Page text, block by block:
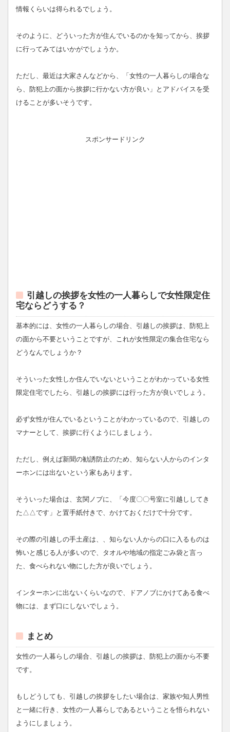
情報くらいは得られるでしょう。
そのように、どういった方が住んでいるのかを知ってから、挨拶
に行ってみてはいかがでしょうか。
ただし、最近は大家さんなどから、「女性の一人暮らしの場合な
ら、防犯上の面から挨拶に行かない方が良い」とアドバイスを受
けることが多いそうです。
スポンサードリンク
引越しの挨拶を女性の一人暮らしで女性限定住
宅ならどうする？
基本的には、女性の一人暮らしの場合、引越しの挨拶は、防犯上
の面から不要ということですが、これが女性限定の集合住宅なら
どうなんでしょうか？
そういった女性しか住んでいないということがわかっている女性
限定住宅でしたら、引越しの挨拶には行った方が良いでしょう。
必ず女性が住んでいるということがわかっているので、引越しの
マナーとして、挨拶に行くようにしましょう。
ただし、例えば新聞の勧誘防止のため、知らない人からのインタ
ーホンには出ないという家もあります。
そういった場合は、玄関ノブに、「今度〇〇号室に引越ししてき
た△△です」と置手紙付きで、かけておくだけで十分です。
その際の引越しの手土産は、、知らない人からの口に入るものは
怖いと感じる人が多いので、タオルや地域の指定ごみ袋と言っ
た、食べられない物にした方が良いでしょう。
インターホンに出ないくらいなので、ドアノブにかけてある食べ
物には、まず口にしないでしょう。
まとめ
女性の一人暮らしの場合、引越しの挨拶は、防犯上の面から不要
です。
もしどうしても、引越しの挨拶をしたい場合は、家族や知人男性
と一緒に行き、女性の一人暮らしであるということを悟られない
ようにしましょう。